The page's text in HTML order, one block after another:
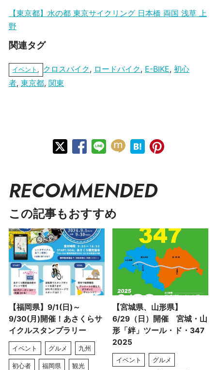
【東京都】水の都 東京サイクリング 日本橋 両国 浅草 上
野
関連タグ
イベント , クロスバイク, ロードバイク, E-BIKE, 初心
者, 東京都, 関東
RECOMMENDED
この記事もおすすめ
【福岡県】9/1(日)～
9/30(月)開催！あさくらサ
イクルスタンプラリー
イベント グルメ 九州
初心者 福岡県 観光
【宮城県、山形県】
6/29（日）開催 宮城・山
形「絆」ツール・ド・347
2025
イベント グルメ